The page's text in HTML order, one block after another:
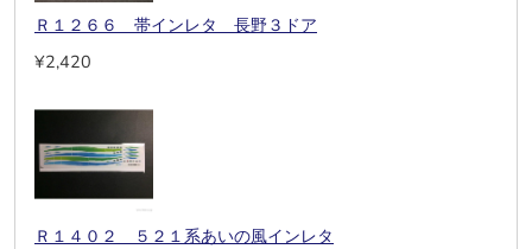
Ｒ１２６６ 帯インレタ 長野３ドア
¥2,420
Ｒ１４０２ ５２１系あいの風インレタ